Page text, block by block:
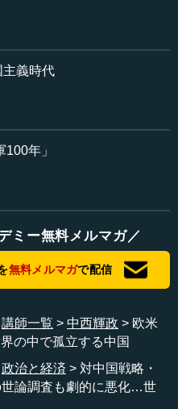
ではなく、もう少しグロ
、中国外交は今、大変不
と読み取れると思いま
近平指導部は、そのこと
は分かりませんが、気が
けれども、2020年という
国が決定的に反中国や中
けです。これはもう、た
。
の結果があります。有名
ーチ・センターというと
論調査です。その中で、例
トだったのが、2020年の夏
倍増しているのです。
主義時代
年」
ミー無料メルマガ／
無料メルマガで配信
講師一覧 中西輝政
欧米
の中で孤立する中国
政治と経済
対中国戦略・
世論調査も劇的に悪化…世